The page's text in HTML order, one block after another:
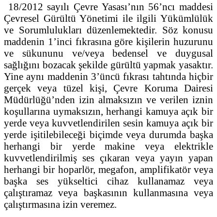
18/2012 sayılı Çevre Yasası’nın 56’ncı maddesi
Çevresel Gürültü Yönetimi ile ilgili Yükümlülük
ve Sorumlulukları düzenlemektedir. Söz konusu
maddenin 1’inci fıkrasına göre kişilerin huzurunu
ve sükununu ve/veya bedensel ve duygusal
sağlığını bozacak şekilde gürültü yapmak yasaktır.
Yine aynı maddenin 3’üncü fıkrası tahtında hiçbir
gerçek veya tüzel kişi, Çevre Koruma Dairesi
Müdürlüğü’nden izin almaksızın ve verilen iznin
koşullarına uymaksızın, herhangi kamuya açık bir
yerde veya kuvvetlendirilen sesin kamuya açık bir
yerde işitilebileceği biçimde veya durumda başka
herhangi bir yerde makine veya elektrikle
kuvvetlendirilmiş ses çıkaran veya yayın yapan
herhangi bir hoparlör, megafon, amplifikatör veya
başka ses yükseltici cihaz kullanamaz veya
çalıştıramaz veya başkasının kullanmasına veya
çalıştırmasına izin veremez.